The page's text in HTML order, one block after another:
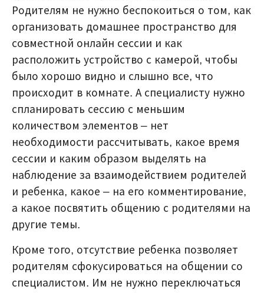
Родителям не нужно беспокоиться о том, как
организовать домашнее пространство для
совместной онлайн сессии и как
расположить устройство с камерой, чтобы
было хорошо видно и слышно все, что
происходит в комнате. А специалисту нужно
спланировать сессию с меньшим
количеством элементов – нет
необходимости рассчитывать, какое время
сессии и каким образом выделять на
наблюдение за взаимодействием родителей
и ребенка, какое – на его комментирование,
а какое посвятить общению с родителями на
другие темы.
Кроме того, отсутствие ребенка позволяет
родителям сфокусироваться на общении со
специалистом. Им не нужно переключаться